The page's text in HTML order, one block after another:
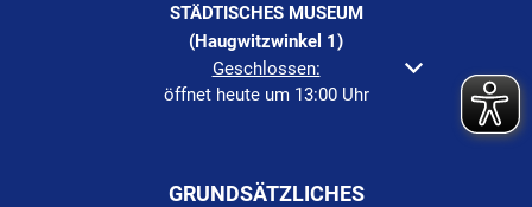
STÄDTISCHES MUSEUM
(Haugwitzwinkel 1)
Klicken, um weitere Öffnungs- oder Schließzeiten
Geschlossen:
öffnet heute um 13:00 Uhr
GRUNDSÄTZLICHES